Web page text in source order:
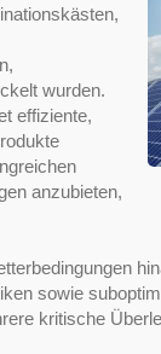
wurden.
effiziente,
anzubieten,
sowie
kritische